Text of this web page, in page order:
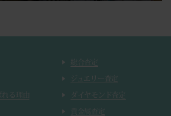
る理由
総合査定
ジュエリー査定
ダイヤモンド査定
貴金属査定